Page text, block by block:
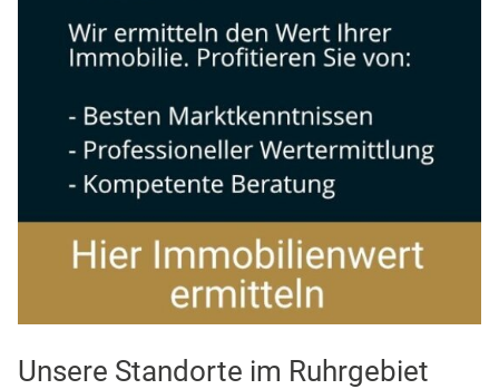
Unsere Standorte im Ruhrgebiet